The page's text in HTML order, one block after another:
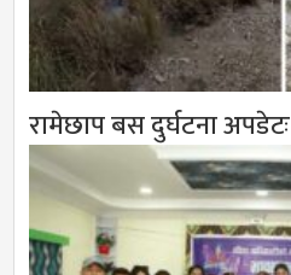
रामेछाप बस दुर्घटना अपडेटः